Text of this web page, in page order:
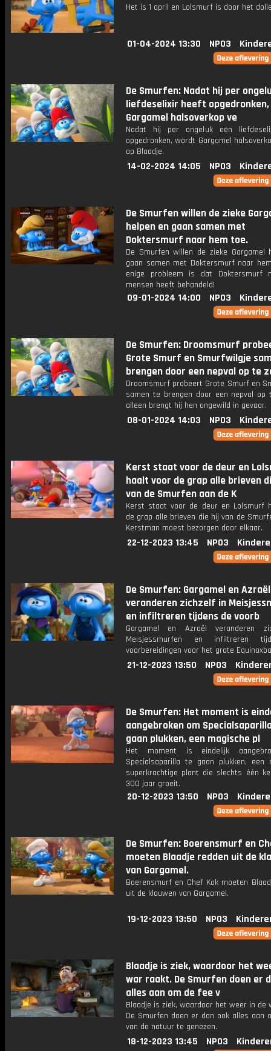
Het is 1 april en Lolsmurf is door het
01-04-2024 13:30 NPO3
De Smurfen: Nadat hij per
liefdeselixir heeft
Gargamel halsoverkop ve
Nadat hij per ongeluk een
opgedronken, wordt Gargamel
op Blaadje.
14-02-2024 14:05 NPO3
De Smurfen willen de zieke
helpen en gaan samen met
Doktersmurf naar hem toe.
De Smurfen willen de zieke Gargamel
gaan samen met Doktersmurf naar
enige probleem is dat Doktersmurf
mensen heeft behandeld!
09-01-2024 14:00 NPO3
De Smurfen: Droomsmurf
Grote Smurf en Smurfwilgje
brengen door een nepval op te
Droomsmurf probeert Grote Smurf en
samen te brengen door een nepval op
alleen brengt hij hen ongewild in gevaar.
08-01-2024 14:03 NPO3
Kerst staat voor de deur en
haalt voor de grap alle brieven
van de Smurfen aan de K
Kerst staat voor de deur en Lolsmurf
de grap alle brieven die hij van de
Kerstman moest bezorgen door elkaar.
22-12-2023 13:45 NPO3
De Smurfen: Gargamel en Azraël
veranderen zichzelf in
en infiltreren tijdens de voorb
Gargamel en Azraël veranderen
Meisjessmurfen en infiltreren
voorbereidingen voor het grote
21-12-2023 13:50 NPO3
De Smurfen: Het moment is
aangebroken om
gaan plukken, een magische pl
Het moment is eindelijk
Specialsaparilla te gaan plukken, een
superkrachtige plant die slechts één
300 jaar groeit.
20-12-2023 13:50 NPO3
De Smurfen: Boerensmurf en
moeten Blaadje redden uit de
van Gargamel.
Boerensmurf en Chef Kok moeten
uit de klauwen van Gargamel.
19-12-2023 13:50 NPO3
Blaadje is ziek, waardoor het
war raakt. De Smurfen doen er
alles aan om de fee v
Blaadje is ziek, waardoor het weer in de
De Smurfen doen er dan ook alles aan
van de natuur te genezen.
18-12-2023 13:45 NPO3